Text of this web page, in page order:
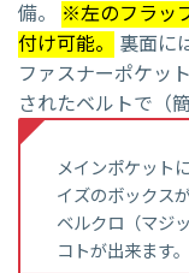
備。 ※左のフラッ
付け可能。
裏面に
ファスナーポケッ
されたベルトで（
メインポケット
イズのボックス
ベルクロ（マジ
コトが出来ます。